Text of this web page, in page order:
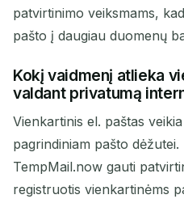
patvirtinimo veiksmams,
pašto į daugiau duomenų
Kokį vaidmenį atlieka
valdant privatumą
Vienkartinis el. paštas
pagrindiniam pašto dėžutei.
TempMail.now gauti
registruotis vienkartinėms